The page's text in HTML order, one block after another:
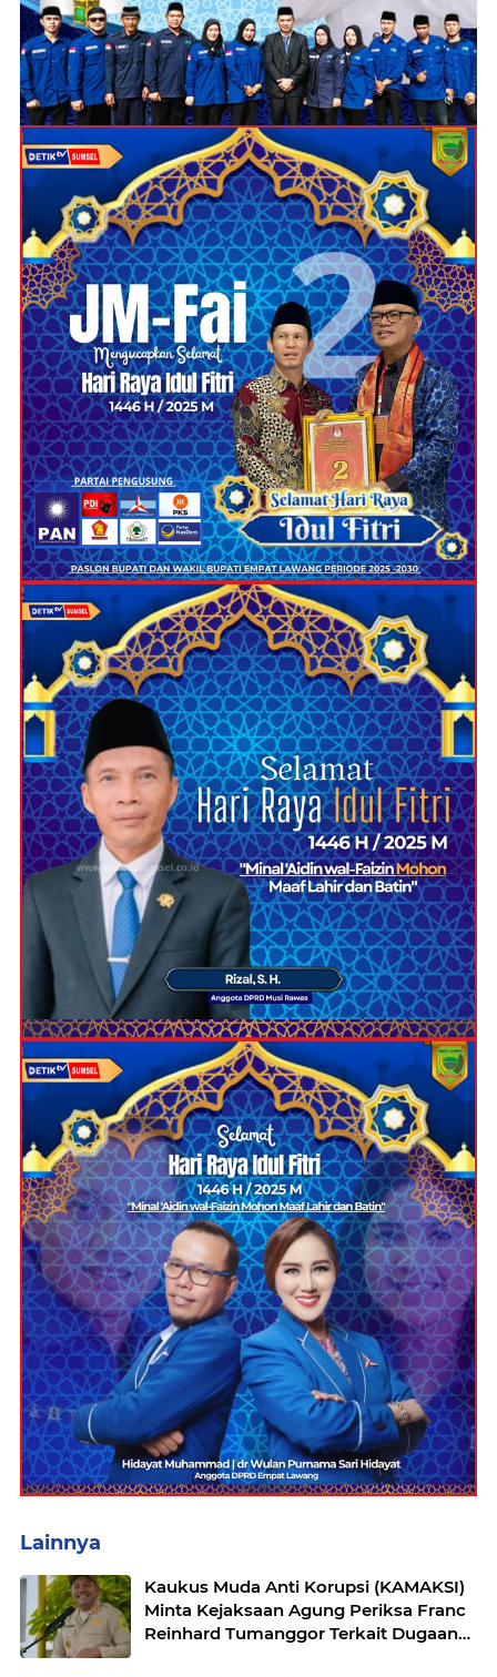
Lainnya
Kaukus Muda Anti Korupsi (KAMAKSI)
Minta Kejaksaan Agung Periksa Franc
Reinhard Tumanggor Terkait Dugaan